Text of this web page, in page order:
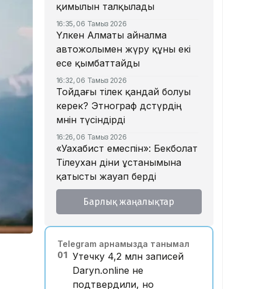
қимылын талқылады
16:35, 06 Тамыз 2026
Үлкен Алматы айналма
автожолымен жүру құны екі
есе қымбаттайды
16:32, 06 Тамыз 2026
Тойдағы тілек қандай болуы
керек? Этнограф дәстүрдің
мәнін түсіндірді
16:26, 06 Тамыз 2026
«Уахабист емеспін»: Бекболат
Тілеухан діни ұстанымына
қатысты жауап берді
14:52, 06 Тамыз 2026
Қазақстанда 2 млн теңге
14:05, 06 Тамыз 2026
Астанада жолаушы мінген
ұшқышсыз әуе таксиі алғаш
Барлық жаңалықтар
Telegram арнамызда танымал
01 Утечку 4,2 млн записей
Daryn.online не
подтвердили, но